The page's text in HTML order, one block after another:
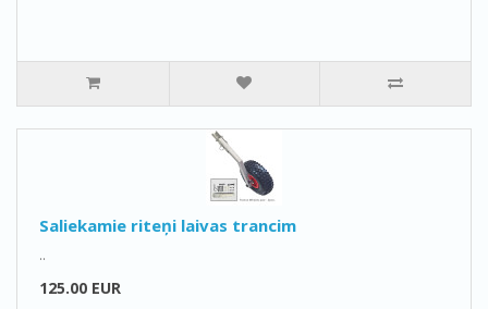
Saliekamie riteņi laivas trancim
..
125.00 EUR